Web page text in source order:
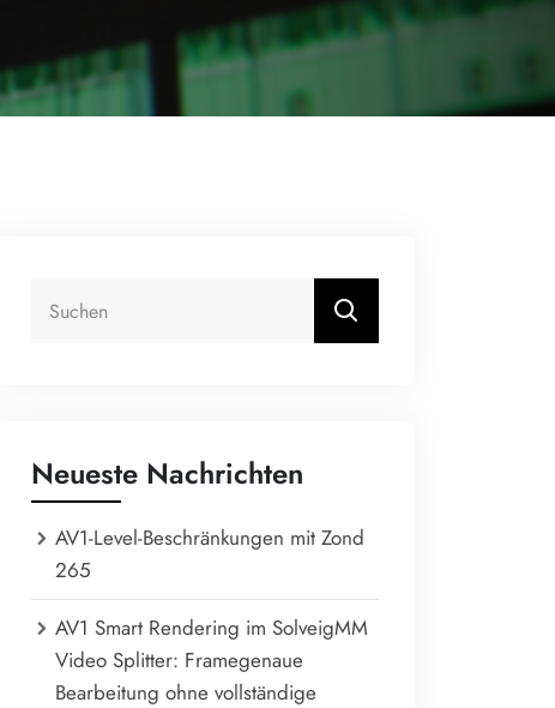
Neueste Nachrichten
AV1-Level-Beschränkungen mit Zond
265
AV1 Smart Rendering im SolveigMM
Video Splitter: Framegenaue
Bearbeitung ohne vollständige